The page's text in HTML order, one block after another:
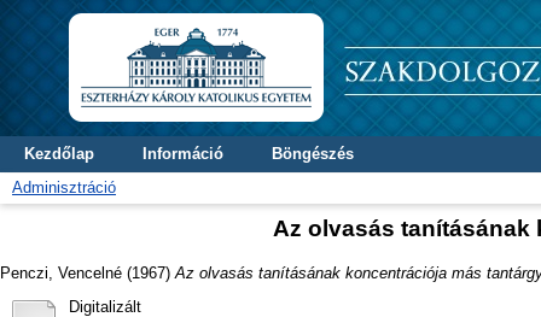
Kezdőlap Információ
Böngészés
Adminisztráció
Az olvasás
Penczi, Vencelné (1967) Az olvasás tanításának koncentrációja más
Digitalizált